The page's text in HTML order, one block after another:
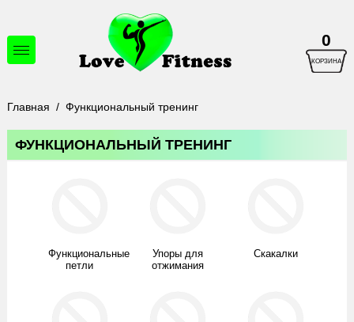
0
КОРЗИНА
Главная / Функциональный тренинг
ФУНКЦИОНАЛЬНЫЙ ТРЕНИНГ
Функциональные
петли
Упоры для
отжимания
Скакалки